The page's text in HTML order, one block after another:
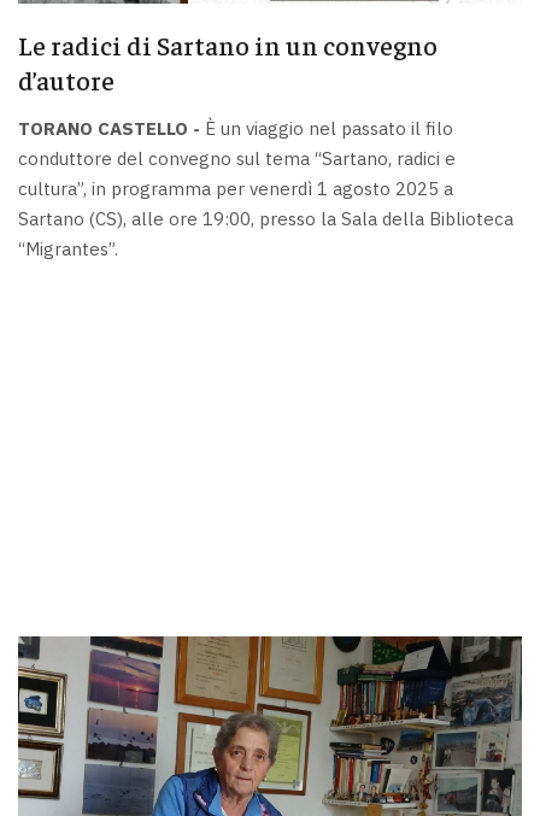
Le radici di Sartano in un convegno
d’autore
TORANO CASTELLO - È un viaggio nel passato il filo
conduttore del convegno sul tema “Sartano, radici e
cultura”, in programma per venerdì 1 agosto 2025 a
Sartano (CS), alle ore 19:00, presso la Sala della Biblioteca
“Migrantes”.